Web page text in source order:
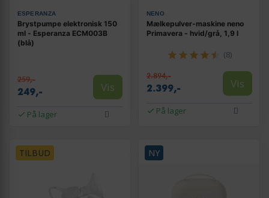
ESPERANZA
Brystpumpe elektronisk 150
ml - Esperanza ECM003B
(blå)
259,-
249,- Vis
På lager
NENO
Mælkepulver-maskine neno
Primavera - hvid/grå, 1,9 l
(8)
2.894,-
2.399,- Vis
På lager
TILBUD NY